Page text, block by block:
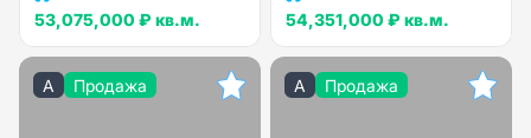
53,075,000 ₽ кв.м. 54,351,000 ₽ кв.м.
A Продажа A Продажа